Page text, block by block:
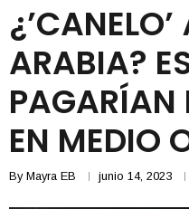
ARABIA?
PAGARÍAN
EN MEDIO
By Mayra EB junio 14, 2023